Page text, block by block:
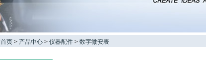
首页 > 产品中心 > 仪器配件 > 数字微安表